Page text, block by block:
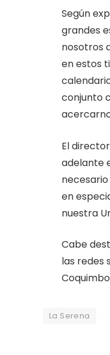
Según
grandes
nosotros
en estos
conjunto
El
adelante
en
nuestra
Cabe
las redes
La Serena